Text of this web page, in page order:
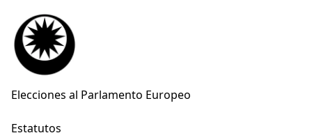
Elecciones al Parlamento Europeo
Estatutos